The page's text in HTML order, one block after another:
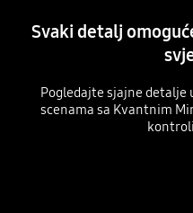
Svaki detalj
Pogledajte sjajne
scenama sa Kvantnim